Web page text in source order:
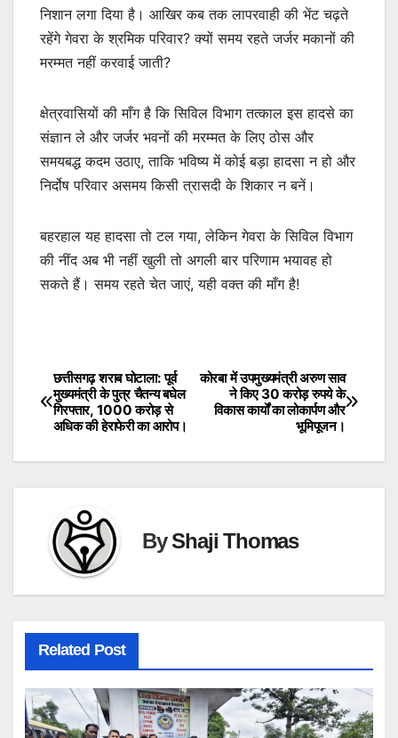
निशान लगा दिया है। आखिर कब तक लापरवाही की भेंट चढ़ते
रहेंगे गेवरा के श्रमिक परिवार? क्यों समय रहते जर्जर मकानों की
मरम्मत नहीं करवाई जाती?
क्षेत्रवासियों की माँग है कि सिविल विभाग तत्काल इस हादसे का
संज्ञान ले और जर्जर भवनों की मरम्मत के लिए ठोस और
समयबद्ध कदम उठाए, ताकि भविष्य में कोई बड़ा हादसा न हो और
निर्दोष परिवार असमय किसी त्रासदी के शिकार न बनें।
बहरहाल यह हादसा तो टल गया, लेकिन गेवरा के सिविल विभाग
की नींद अब भी नहीं खुली तो अगली बार परिणाम भयावह हो
सकते हैं। समय रहते चेत जाएं, यही वक्त की माँग है!
Post
navigation
कोरबा में उपमुख्यमंत्री अरुण साव
ने किए 30 करोड़ रुपये के
विकास कार्यों का लोकार्पण और
भूमिपूजन।
छत्तीसगढ़ शराब घोटाला: पूर्व
मुख्यमंत्री के पुत्र चैतन्य बघेल
गिरफ्तार, 1000 करोड़ से
अधिक की हेराफेरी का आरोप।
ByShaji Thomas
Related Post